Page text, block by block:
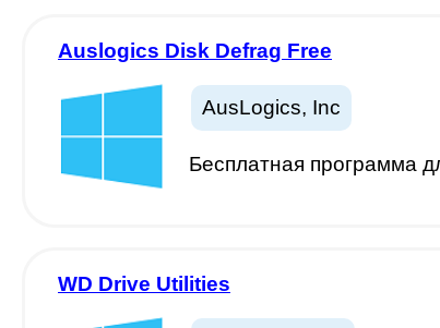
Auslogics Disk Defrag Free
AusLogics, Inc
Бесплатная программа
WD Drive Utilities